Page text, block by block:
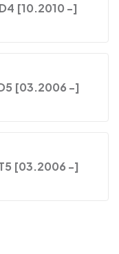
[10.2010 -]
[03.2006 -]
[03.2006 -]